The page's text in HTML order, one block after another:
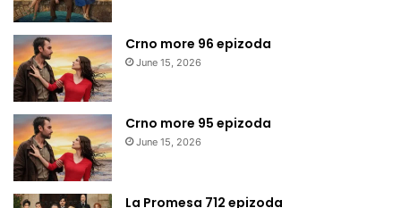
Crno more 96 epizoda
June 15, 2026
Crno more 95 epizoda
June 15, 2026
La Promesa 712 epizoda